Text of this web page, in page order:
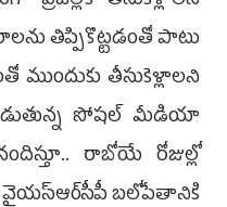
తిప్పికొట్టడంతో పాటు
ముందుకు తీసుకెళ్లాలని
సోషల్ మీడియా
రాబోయే రోజుల్లో
బలోపేతానికి